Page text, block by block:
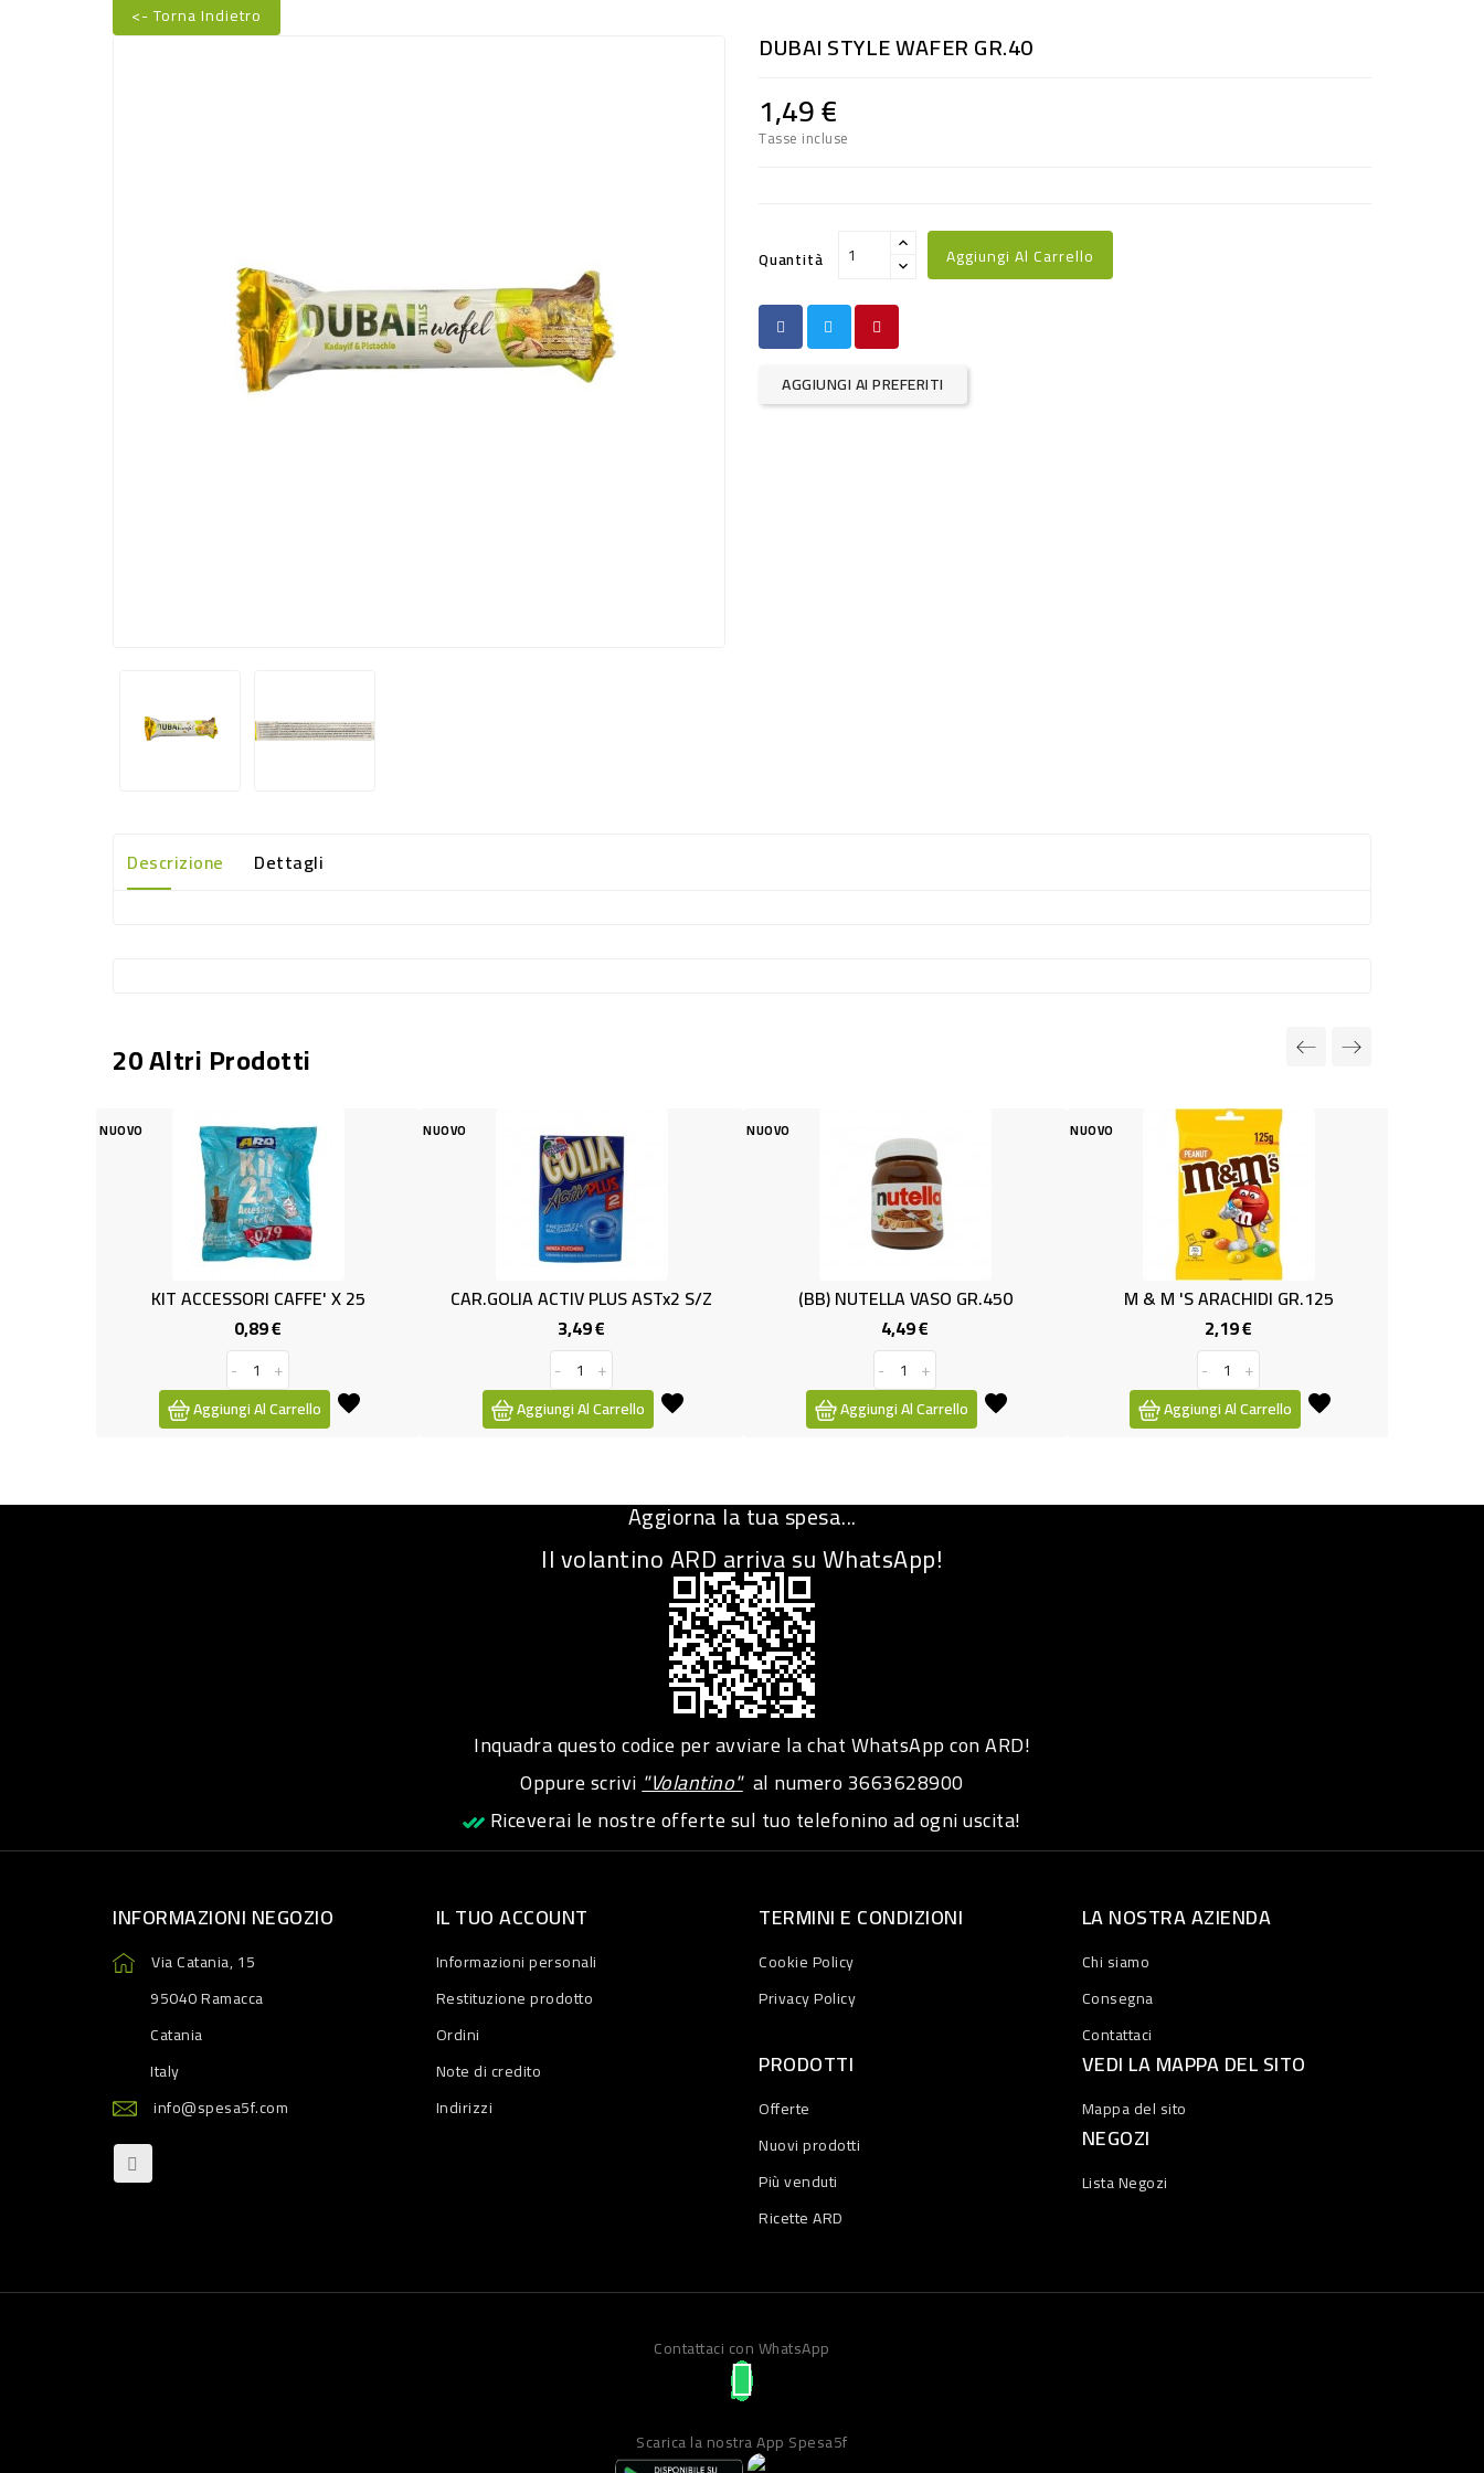
<- Torna Indietro
DUBAI STYLE WAFER GR.40
1,49 €
Tasse incluse
Quantità Aggiungi Al Carrello
AGGIUNGI AI PREFERITI
Descrizione Dettagli
20 Altri Prodotti
ACCESSORI CAFFE' X 25
NUOVO
CAR.GOLIA ACTIV PLUS ASTx2 S/Z
Aggiungi Al Carrello
NUOVO
(BB) NUTELLA VASO GR.450
Aggiungi Al Carrello
M & M 'S ARACHIDI GR.125
Aggiungi Al Carrello
NUOVO
CARAMELLE BLACK
Aggiungi Al Carrello
Aggiorna la tua spesa...
Il volantino ARD arriva su WhatsApp!
Inquadra questo codice per avviare la chat WhatsApp con ARD!
Oppure scrivi"Volantino"al numero3663628900
Riceverai le nostre offerte sul tuo telefonino ad ogni uscita!
INFORMAZIONI NEGOZIO
Via Catania, 15
95040 Ramacca
Catania
Italy
info@spesa5f.com
IL TUO ACCOUNT
Informazioni personali
Restituzione prodotto
Ordini
Note di credito
Indirizzi
TERMINI E CONDIZIONI
Cookie Policy
Privacy Policy
LA NOSTRA AZIENDA
Chi siamo
Consegna
Contattaci
PRODOTTI
Offerte
Nuovi prodotti
Più venduti
Ricette ARD
VEDI LA MAPPA DEL SITO
Mappa del sito
NEGOZI
Lista Negozi
Contattaci con WhatsApp
Scarica la nostra App Spesa5f